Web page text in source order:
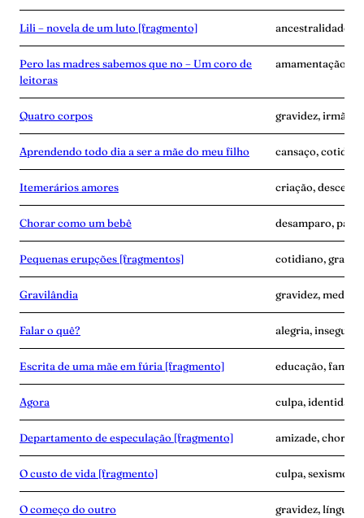
Lili – novela de um luto [fragmento] ancestralidade,
Pero las madres sabemos que no – Um coro de
leitoras
amamentação,
Quatro corpos gravidez,
Aprendendo todo dia a ser a mãe do meu filho cansaço,
Itemerários amores criação,
Chorar como um bebê desamparo,
Pequenas erupções [fragmentos] cotidiano,
Gravilândia gravidez, medo,
Falar o quê? alegria,
Escrita de uma mãe em fúria [fragmento] educação,
Agora culpa, identidade
Departamento de especulação [fragmento] amizade, choro,
O custo de vida [fragmento] culpa, sexismo,
O começo do outro gravidez,